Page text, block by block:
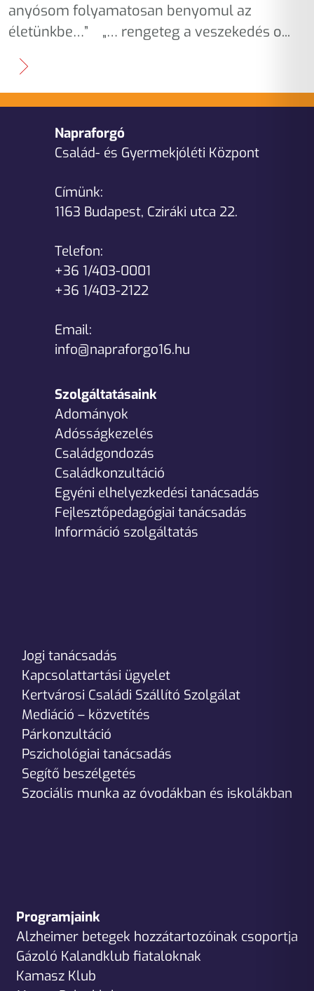
anyósom folyamatosan benyomul az
életünkbe…” „… rengeteg a veszekedés o...
Napraforgó
Család- és Gyermekjóléti Központ
Címünk:
1163 Budapest, Cziráki utca 22.
Telefon:
+36 1/403-0001
+36 1/403-2122
Email:
info@napraforgo16.hu
Szolgáltatásaink
Adományok
Adósságkezelés
Családgondozás
Családkonzultáció
Egyéni elhelyezkedési tanácsadás
Fejlesztőpedagógiai tanácsadás
Információ szolgáltatás
Jogi tanácsadás
Kapcsolattartási ügyelet
Kertvárosi Családi Szállító Szolgálat
Mediáció – közvetítés
Párkonzultáció
Pszichológiai tanácsadás
Segítő beszélgetés
Szociális munka az óvodákban és iskolákban
Programjaink
Alzheimer betegek hozzátartozóinak csoportja
Gázoló Kalandklub fiataloknak
Kamasz Klub